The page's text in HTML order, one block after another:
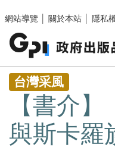
網站導覽
關於本站 隱私
:::
台灣采風
【書介
與斯卡羅